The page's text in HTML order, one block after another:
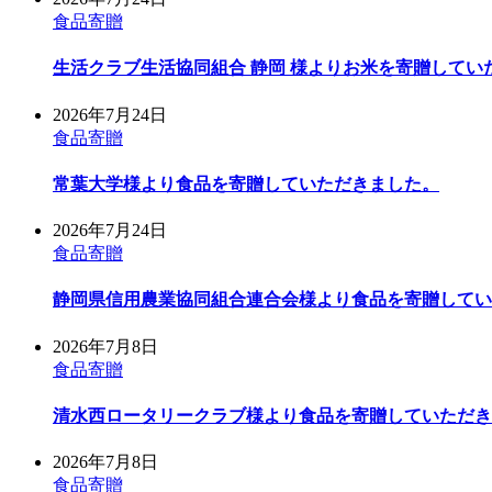
食品寄贈
生活クラブ生活協同組合 静岡 様よりお米を寄贈してい
2026年7月24日
食品寄贈
常葉大学様より食品を寄贈していただきました。
2026年7月24日
食品寄贈
静岡県信用農業協同組合連合会様より食品を寄贈して
2026年7月8日
食品寄贈
清水西ロータリークラブ様より食品を寄贈していただ
2026年7月8日
食品寄贈